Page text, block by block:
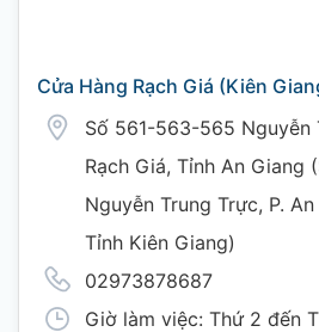
Cửa Hàng Rạch Giá (Kiên
Số 561-563-565 Nguyễn
Rạch Giá, Tỉnh An Giang
Nguyễn Trung Trực, P.
Tỉnh Kiên Giang)
02973878687
Giờ làm việc: Thứ 2 đến